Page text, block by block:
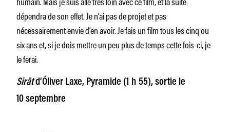
dépendra de son effet. Je n’ai pas de projet et pas
nécessairement envie d’en avoir. Je fais un film tous les cinq ou
six ans et, si je dois mettre un peu plus de temps cette fois-ci, je
le ferai.
Sirātd’Óliver Laxe, Pyramide (1 h 55), sortie le
10 septembre